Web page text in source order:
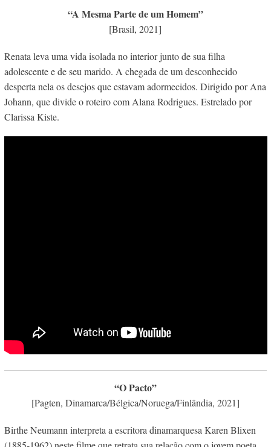
“A Mesma Parte de um Homem”
[Brasil, 2021]
Renata leva uma vida isolada no interior junto de sua filha
adolescente e de seu marido. A chegada de um desconhecido
desperta nela os desejos que estavam adormecidos. Dirigido por Ana
Johann, que divide o roteiro com Alana Rodrigues. Estrelado por
Clarissa Kiste.
“O Pacto”
[Pagten, Dinamarca/Bélgica/Noruega/Finlândia, 2021]
Birthe Neumann interpreta a escritora dinamarquesa Karen Blixen